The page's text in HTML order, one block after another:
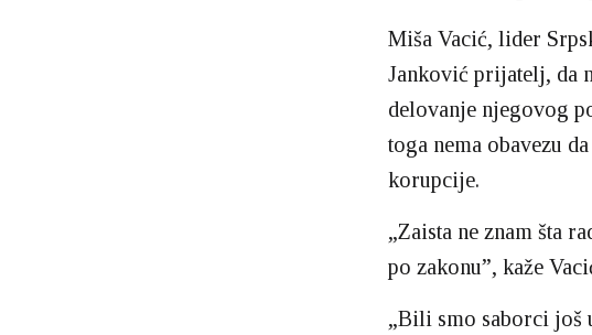
Miša Vacić, lider
Janković prijatelj, da
delovanje njegovog
toga nema obavezu
korupcije.
„Zaista ne znam šta
po zakonu”, kaže
„Bili smo saborci još